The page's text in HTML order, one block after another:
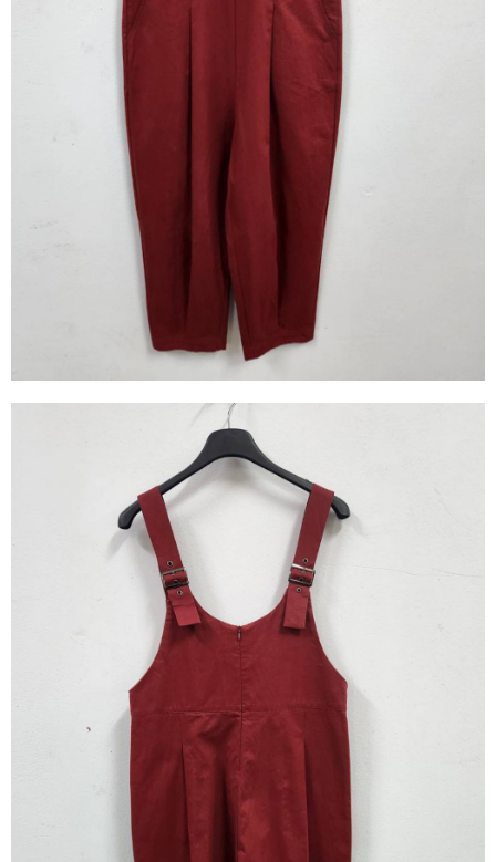
１．透過由恩沛科技股份有限公司提供之「AFTEE先享後付」服務完成之交
易，需依本服務之必要範圍內提供個人資料，並將交易相關給付款項請求債
權轉讓予恩沛科技股份有限公司。
２．關於個人資料處理事宜，請瀏覽以下網址：
https://aftee.tw/terms/#terms3
３．未成年的使用者請事先徵得法定代理人或監護人之同意方可使用
「AFTEE先享後付」，若未經同意申辦者引起之損失，本公司不負相關責
４．使用「AFTEE先享後付」時，將依據個別帳號之用戶狀況，依本公司即
時審查核予不同之上限額度；若仍有額度不足之情形，本公司將視審查結果
請求用戶進行身份認證。
５．嚴禁一人註冊多個帳號或使用他人資訊註冊。若發現惡意使用之情形，
恩沛科技股份有限公司將有權停止該用戶之使用額度並採取法律行動。